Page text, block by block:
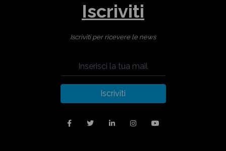
Iscriviti
Iscriviti per ricevere le news
Iscriviti